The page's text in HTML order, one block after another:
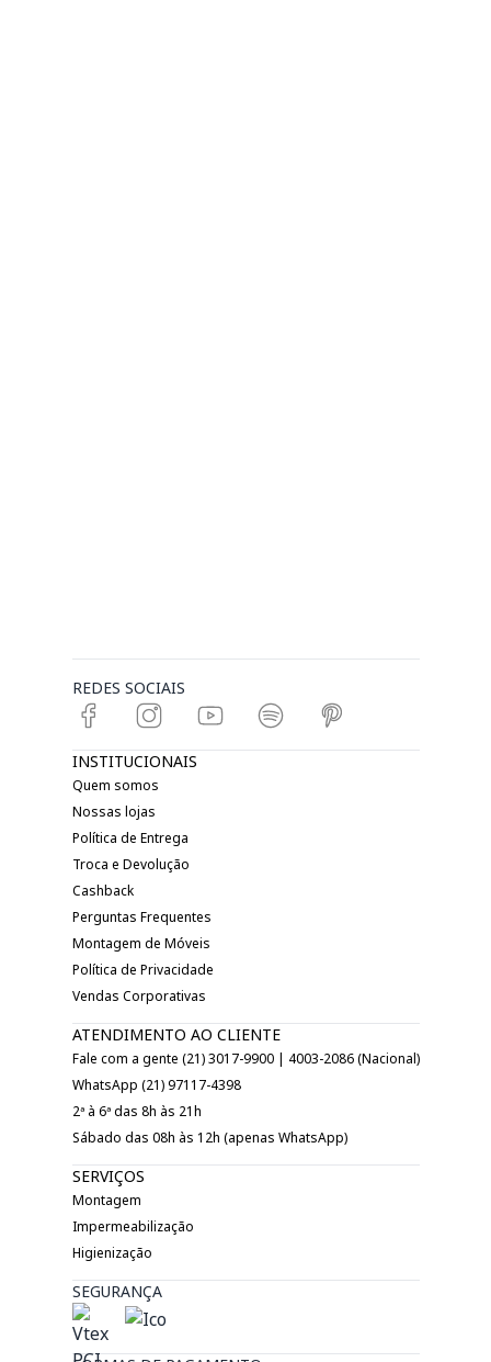
REDES SOCIAIS
INSTITUCIONAIS
Quem somos
Nossas lojas
Política de Entrega
Troca e Devolução
Cashback
Perguntas Frequentes
Montagem de Móveis
Política de Privacidade
Vendas Corporativas
ATENDIMENTO AO CLIENTE
Fale com a gente (21) 3017-9900 | 4003-2086 (Nacional)
WhatsApp (21) 97117-4398
2ª à 6ª das 8h às 21h
Sábado das 08h às 12h (apenas WhatsApp)
SERVIÇOS
Montagem
Impermeabilização
Higienização
SEGURANÇA